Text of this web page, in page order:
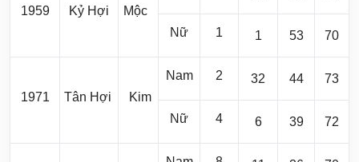
1959 Kỷ Hợi Mộc
Nữ 1 1 53 70
1971 Tân Hợi Kim
Nam 2 32 44 73
Nữ 4 6 39 72